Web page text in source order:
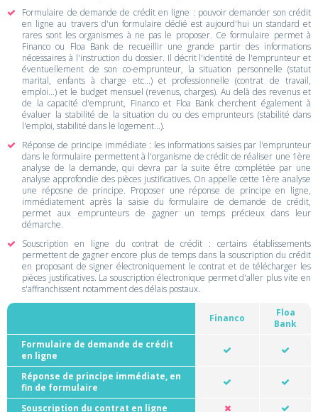
Formulaire de demande de crédit en ligne : pouvoir demander son crédit
en ligne au travers d'un formulaire dédié est aujourd'hui un standard et
rares sont les organismes à ne pas le proposer. Ce formulaire permet à
Financo ou Floa Bank de recueillir une grande partir des informations
nécessaires à l'instruction du dossier. Il décrit l'identité de l'emprunteur et
éventuellement de son co-emprunteur, la situation personnelle (statut
marital, enfants à charge etc...) et professionnelle (contrat de travail,
emploi...) et le budget mensuel (revenus, charges). Au delà des revenus et
de la capacité d'emprunt, Financo et Floa Bank cherchent également à
évaluer la stabilité de la situation du ou des emprunteurs (stabilité dans
l'emploi, stabilité dans le logement...).
Réponse de principe immédiate : les informations saisies par l'emprunteur
dans le formulaire permettent à l'organisme de crédit de réaliser une 1ère
analyse de la demande, qui devra par la suite être complétée par une
analyse approfondie des pièces justificatives. On appelle cette 1ère analyse
une réposne de principe. Proposer une réponse de principe en ligne,
immédiatement après la saisie du formulaire de demande de crédit,
permet aux emprunteurs de gagner un temps précieux dans leur
démarche.
Souscription en ligne du contrat de crédit : certains établissements
permettent de gagner encore plus de temps dans la souscription du crédit
en proposant de signer électroniquement le contrat et de télécharger les
pièces justificatives. La souscription électronique permet d'aller plus vite en
s'affranchissent notamment des délais postaux.
Financo
Floa
Bank
Formulaire de demande de crédit
en ligne
Réponse de principe immédiate, en
fin de formulaire
Souscription du contrat en ligne